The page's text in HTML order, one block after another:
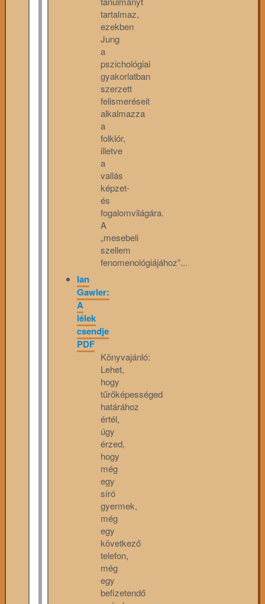
tartalmaz,
ezekben
Jung
a
pszichológiai
gyakorlatban
szerzett
felismeréseit
alkalmazza
a
folklór,
illetve
a
vallás
képzet-
és
fogalomvilágára.
A
„mesebeli
szellem
fenomenológiájához”...
Ian
Gawler:
A
lélek
csendje
PDF
Könyvajánló:
Lehet,
hogy
tűrőképességed
határához
értél,
úgy
érzed,
hogy
még
egy
síró
gyermek,
még
egy
következő
telefon,
még
egy
befizetendő